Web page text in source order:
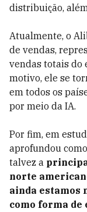
distribuição,
Atualmente, o
de vendas,
vendas totais do
motivo, ele se
em todos os
por meio da IA.
Por fim, em
aprofundou
talvez a
norte
ainda estamos
como forma de